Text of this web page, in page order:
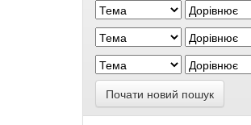
Почати новий пошук